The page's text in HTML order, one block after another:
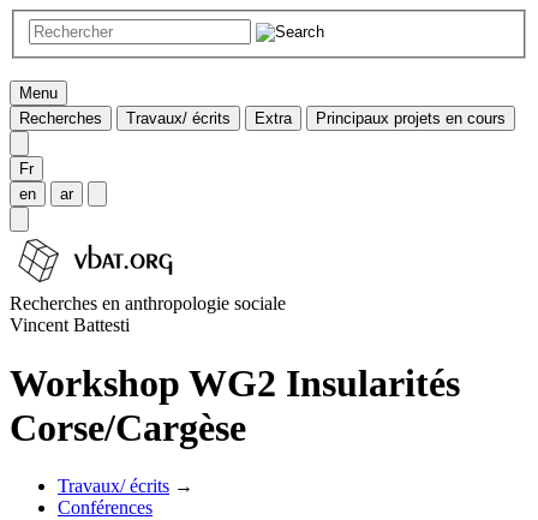
Menu
Recherches
Travaux/ écrits Extra Principaux projets en cours
Fr
en
ar
Recherches en anthropologie sociale
Vincent Battesti
Workshop WG2 Insularités
Corse/Cargèse
Travaux/ écrits →
Conférences